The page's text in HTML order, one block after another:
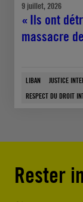
9 juillet, 2026
« Ils ont
massacre
LIBAN
JUSTICE
RESPECT DU DROIT
Rester